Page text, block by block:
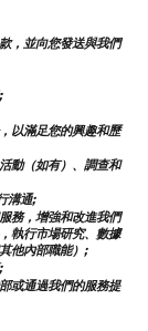
，並向您發送與我們
以滿足您的興趣和歷
動（如有）、調查和
溝通;
務，增強和改進我們
執行市場研究、數據
他內部職能）;
或通過我們的服務提